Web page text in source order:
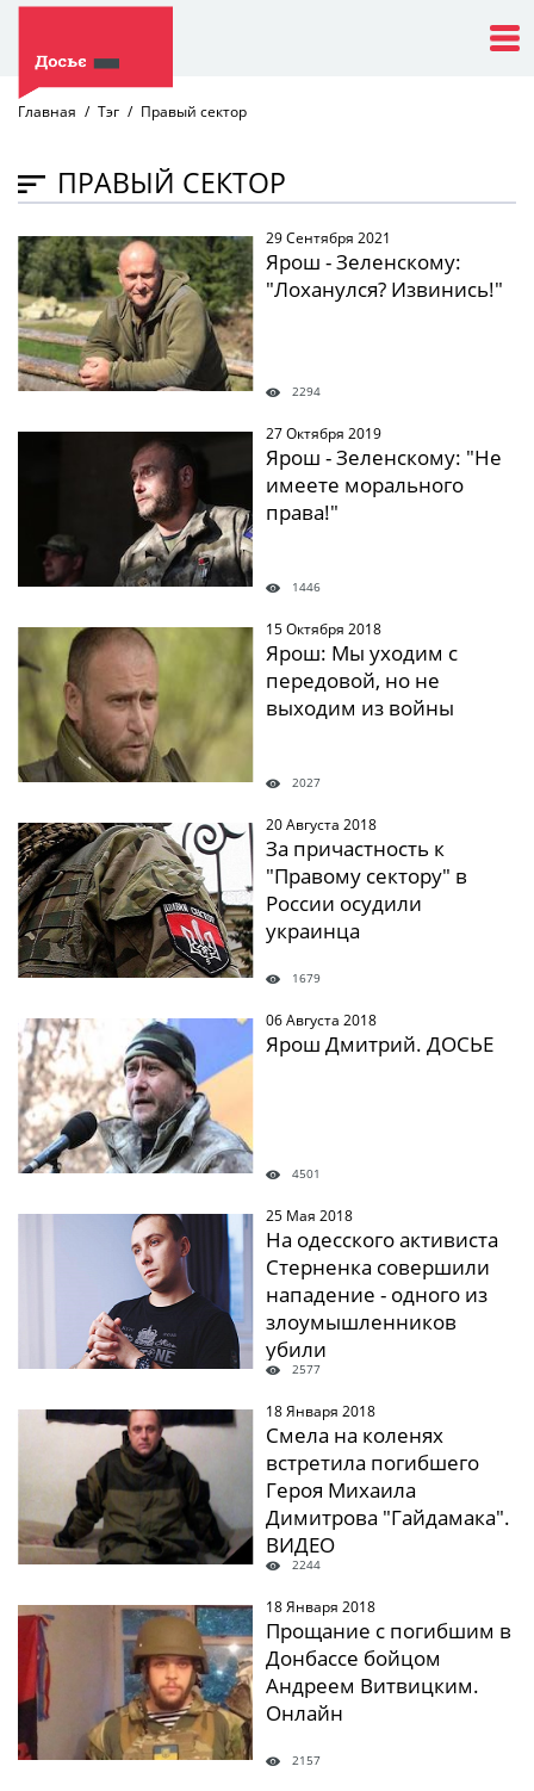
Главная Тэг Правый сектор
ПРАВЫЙ СЕКТОР
" /> 29 Сентября 2021
Ярош - Зеленскому:
"Лоханулся? Извинись!"
2294
27 Октября 2019
Ярош - Зеленскому: "Не
имеете морального
права!"
1446
15 Октября 2018
Ярош: Мы уходим с
передовой, но не
выходим из войны
2027
" /> 20 Августа 2018
За причастность к
"Правому сектору" в
России осудили
украинца
1679
" /> 06 Августа 2018
Ярош Дмитрий. ДОСЬЕ
4501
25 Мая 2018
На одесского активиста
Стерненка совершили
нападение - одного из
злоумышленников
убили
2577
18 Января 2018
Смела на коленях
встретила погибшего
Героя Михаила
Димитрова "Гайдамака".
ВИДЕО
2244
" /> 18 Января 2018
Прощание с погибшим в
Донбассе бойцом
Андреем Витвицким.
Онлайн
2157